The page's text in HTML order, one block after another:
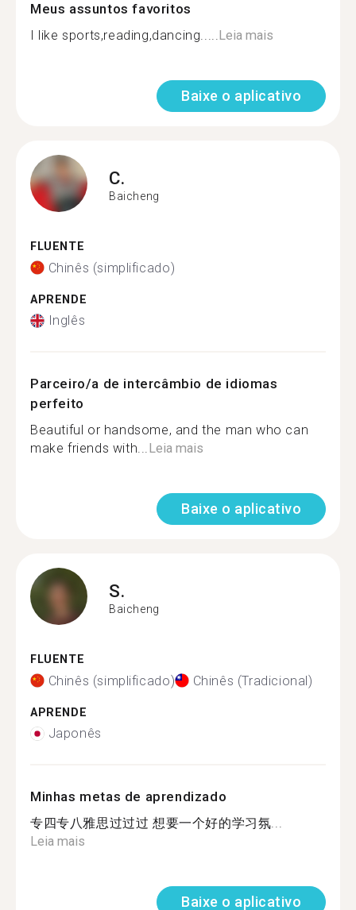
Meus assuntos favoritos
I like sports,reading,dancing.....Leia mais
Baixe o aplicativo
C.
Baicheng
FLUENTE
Chinês (simplificado)
APRENDE
Inglês
Parceiro/a de intercâmbio de idiomas
perfeito
Beautiful or handsome, and the man who can
make friends with...Leia mais
Baixe o aplicativo
S.
Baicheng
FLUENTE
Chinês (simplificado) Chinês (Tradicional)
APRENDE
Japonês
Minhas metas de aprendizado
专四专八雅思过过过 想要一个好的学习氛...
Leia mais
Baixe o aplicativo